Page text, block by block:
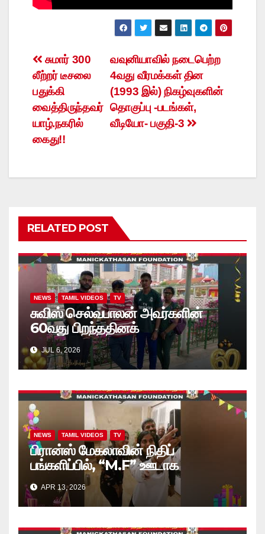
Post
navigation
வவுனியாவில் நடைபெற்ற
4வது வீரமக்கள் தின
(1993 இல்) நிகழ்வுகளின்
தொகுப்பு -படங்கள்,
வீடியோ- பகுதி-3
சுமார் 300
லீற்றர் டீசலை
பதுக்கி
வைத்திருந்தவர்
யாழ்.நகரில்
கைது!!
RELATED POST
NEWS TAMIL VIDEOS TV
சுவிஸ் செல்வபாலன் அவர்களின்
60வது பிறந்ததினக்
கொண்டாட்டத்தில், அப்பியாசக்
கொப்பிகள் வழங்கல்.. வீடியோ
JUL 6, 2026
NEWS TAMIL VIDEOS TV
பிரான்ஸ் மேகலாவின் நிதிப்
பங்களிப்பில், “M.F” ஊடாக
“கற்றலுக்கான அப்பியாசக்
கொப்பிகள்” வழங்கல் வீடியோ
APR 13, 2026